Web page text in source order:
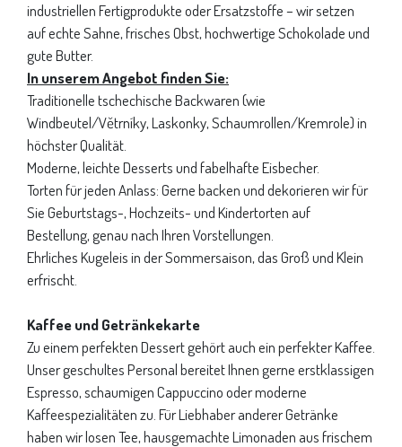
industriellen Fertigprodukte oder Ersatzstoffe – wir setzen
auf echte Sahne, frisches Obst, hochwertige Schokolade und
gute Butter.
In unserem Angebot finden Sie:
Traditionelle tschechische Backwaren (wie
Windbeutel/Větrníky, Laskonky, Schaumrollen/Kremrole) in
höchster Qualität.
Moderne, leichte Desserts und fabelhafte Eisbecher.
Torten für jeden Anlass: Gerne backen und dekorieren wir für
Sie Geburtstags-, Hochzeits- und Kindertorten auf
Bestellung, genau nach Ihren Vorstellungen.
Ehrliches Kugeleis in der Sommersaison, das Groß und Klein
erfrischt.
Kaffee und Getränkekarte
Zu einem perfekten Dessert gehört auch ein perfekter Kaffee.
Unser geschultes Personal bereitet Ihnen gerne erstklassigen
Espresso, schaumigen Cappuccino oder moderne
Kaffeespezialitäten zu. Für Liebhaber anderer Getränke
haben wir losen Tee, hausgemachte Limonaden aus frischem